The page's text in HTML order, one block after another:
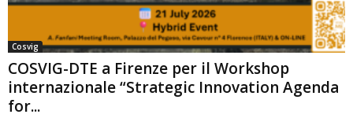
Cosvig
COSVIG-DTE a Firenze per il Workshop
internazionale “Strategic Innovation Agenda
for...